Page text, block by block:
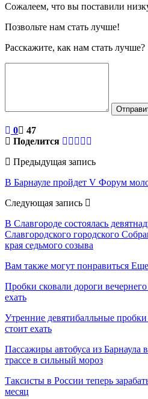
Сожалеем, что вы поставили
Позвольте нам стать лучше!
Расскажите, как нам стать лучше?
0
47
Поделится
Предыдущая запись
В Барнауле пройдет V Форум
Следующая запись
В Славгороде состоялась
Славгородского городского
края седьмого созыва
Вам также могут понравиться Еще
Пробки сковали дороги
ехать
Утренние девятибалльные
стоит ехать
Пассажиры автобуса из Барнаула
трассе в сильный мороз
Таксисты в России теперь
месяц